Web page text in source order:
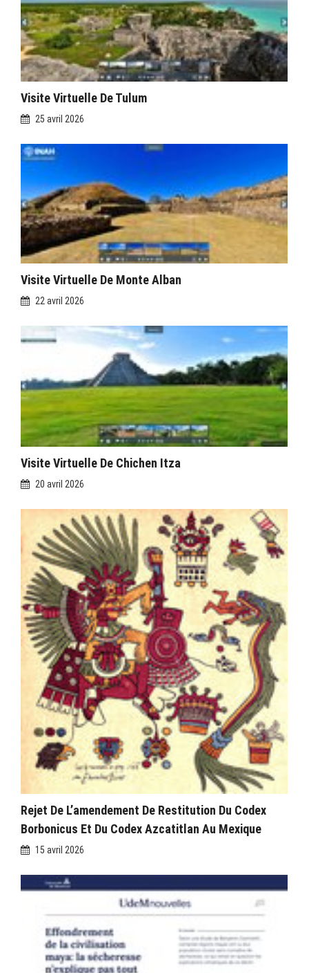
Visite Virtuelle De Tulum
25 avril 2026
Visite Virtuelle De Monte Alban
22 avril 2026
Visite Virtuelle De Chichen Itza
20 avril 2026
Rejet De L’amendement De Restitution Du Codex
Borbonicus Et Du Codex Azcatitlan Au Mexique
15 avril 2026